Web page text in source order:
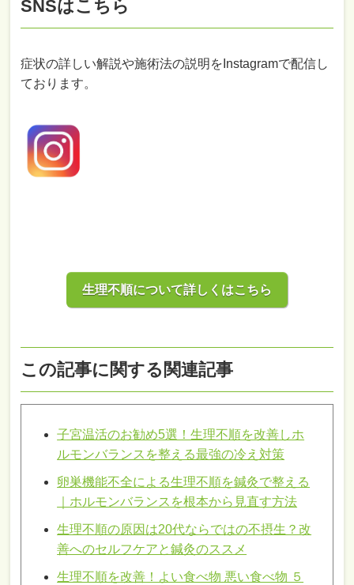
SNSはこちら
症状の詳しい解説や施術法の説明をInstagramで配信し
ております。
生理不順について詳しくはこちら
この記事に関する関連記事
子宮温活のお勧め5選！生理不順を改善しホ
ルモンバランスを整える最強の冷え対策
卵巣機能不全による生理不順を鍼灸で整える
｜ホルモンバランスを根本から見直す方法
生理不順の原因は20代ならではの不摂生？改
善へのセルフケアと鍼灸のススメ
生理不順を改善！よい食べ物 悪い食べ物 ５